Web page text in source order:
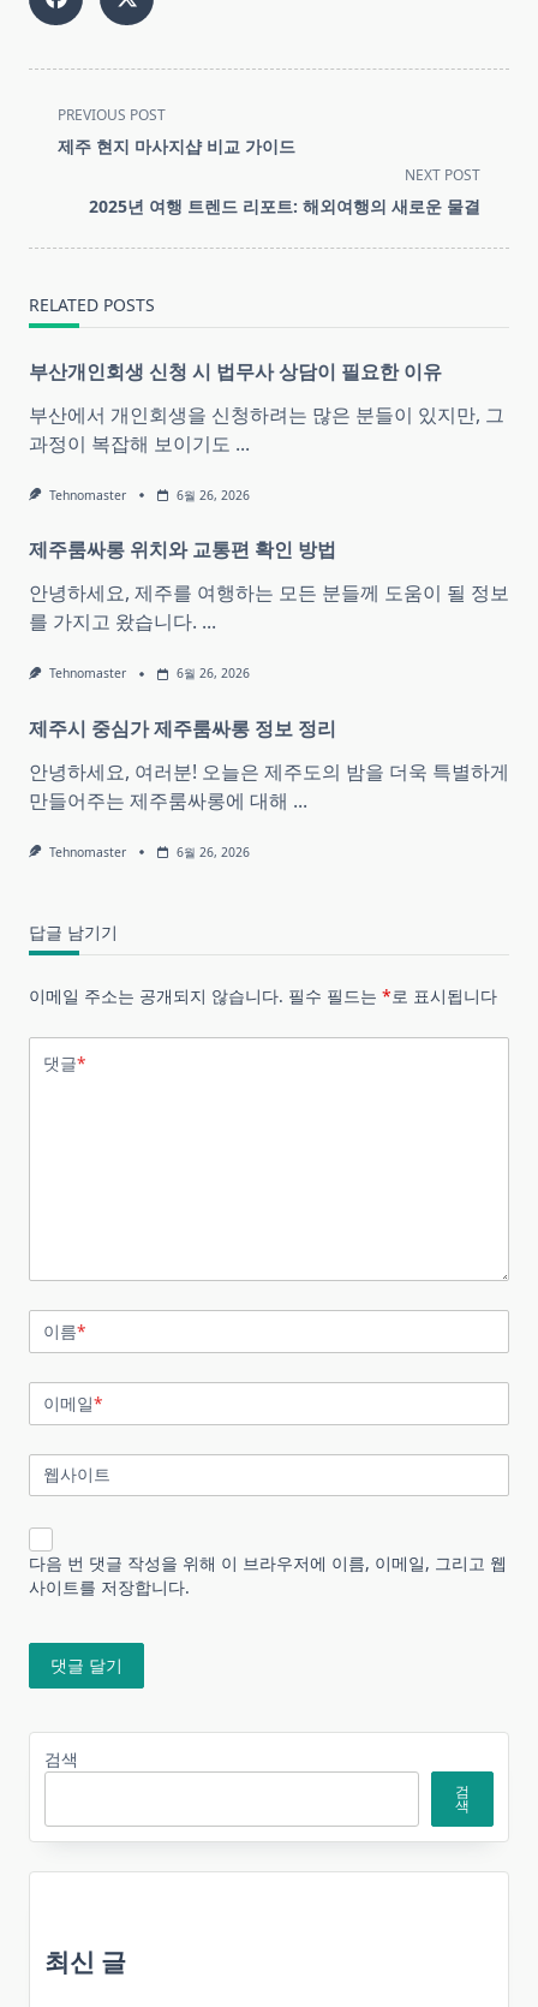
<span
class="nav-
screen-
text">Page</span>
PREVIOUS POST
제주 현지 마사지샵 비교 가이드
NEXT POST
2025년 여행 트렌드 리포트: 해외여행의 새로운 물결
RELATED POSTS
부산개인회생 신청 시 법무사 상담이 필요한 이유
부산에서 개인회생을 신청하려는 많은 분들이 있지만, 그
과정이 복잡해 보이기도 ...
Tehnomaster 6월 26, 2026
제주룸싸롱 위치와 교통편 확인 방법
안녕하세요, 제주를 여행하는 모든 분들께 도움이 될 정보
를 가지고 왔습니다. ...
Tehnomaster 6월 26, 2026
제주시 중심가 제주룸싸롱 정보 정리
안녕하세요, 여러분! 오늘은 제주도의 밤을 더욱 특별하게
만들어주는 제주룸싸롱에 대해 ...
Tehnomaster 6월 26, 2026
답글 남기기
이메일 주소는 공개되지 않습니다. 필수 필드는 *로 표시됩니다
댓글*
이름*
이메일*
웹사이트
다음 번 댓글 작성을 위해 이 브라우저에 이름, 이메일, 그리고 웹
사이트를 저장합니다.
검색
검
색
최신 글